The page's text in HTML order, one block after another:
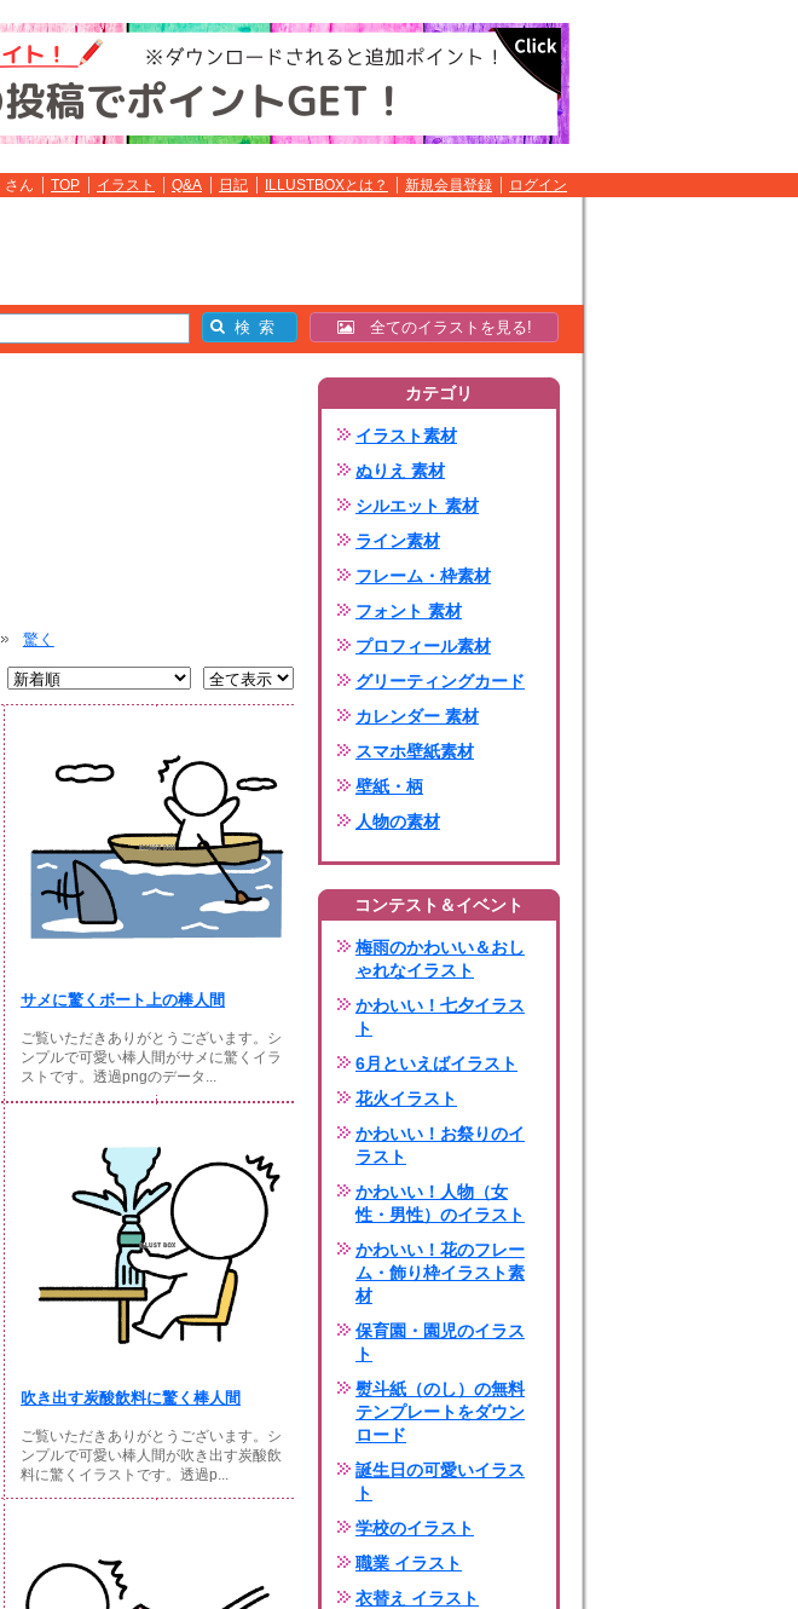
さん TOP イラスト Q&A 日記 ILLUSTBOXとは？ 新規会員登録 ログイン
全てのイラストを見る!
驚く
サメに驚くボート上の棒人間
ご覧いただきありがとうございます。シ
ンプルで可愛い棒人間がサメに驚くイラ
ストです。透過pngのデータ...
吹き出す炭酸飲料に驚く棒人間
ご覧いただきありがとうございます。シ
ンプルで可愛い棒人間が吹き出す炭酸飲
料に驚くイラストです。透過p...
カテゴリ
イラスト素材
ぬりえ 素材
シルエット 素材
ライン素材
フレーム・枠素材
フォント 素材
プロフィール素材
グリーティングカード
カレンダー 素材
スマホ壁紙素材
壁紙・柄
人物の素材
コンテスト＆イベント
梅雨のかわいい＆おし
ゃれなイラスト
かわいい！七夕イラス
ト
6月といえばイラスト
花火イラスト
かわいい！お祭りのイ
ラスト
かわいい！人物（女
性・男性）のイラスト
かわいい！花のフレー
ム・飾り枠イラスト素
材
保育園・園児のイラス
ト
熨斗紙（のし）の無料
テンプレートをダウン
ロード
誕生日の可愛いイラス
ト
学校のイラスト
職業 イラスト
衣替え イラスト